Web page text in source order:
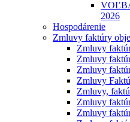
2026
Hospodárenie
Zmluvy faktúry
Zmluvy
Zmluvy
Zmluvy
Zmluvy
Zmluvy,
Zmluvy
Zmluvy